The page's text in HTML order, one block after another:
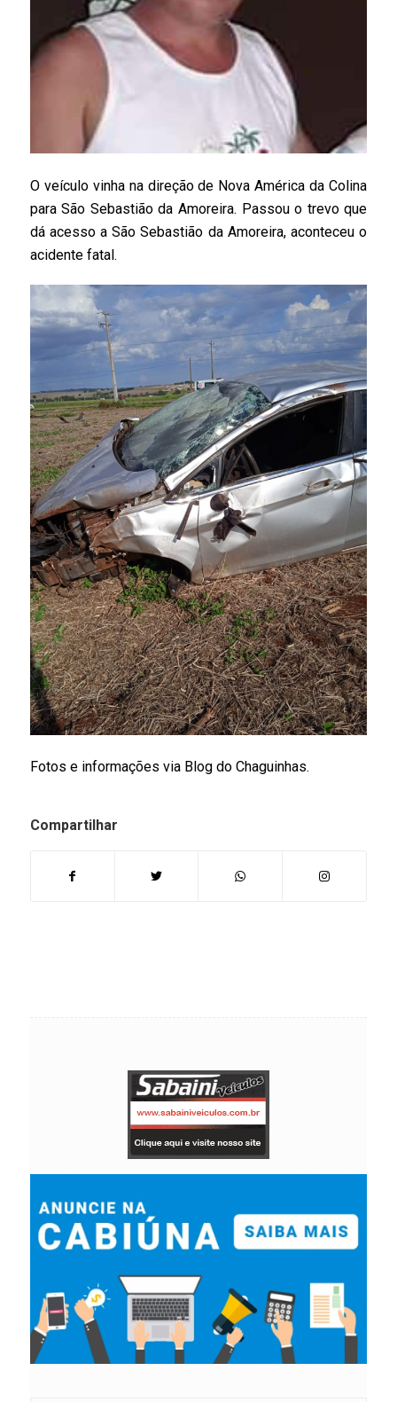
O veículo vinha na direção de Nova América da Colina
para São Sebastião da Amoreira. Passou o trevo que
dá acesso a São Sebastião da Amoreira, aconteceu o
acidente fatal.
Fotos e informações via Blog do Chaguinhas.
Compartilhar